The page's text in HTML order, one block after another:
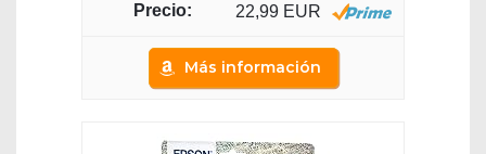
22,99 EUR
Más información